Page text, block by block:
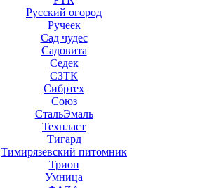
Русский огород
Ручеек
Сад чудес
Садовита
Седек
СЗТК
Сибртех
Союз
СтальЭмаль
Техпласт
Тигард
Тимирязевский питомник
Трион
Умница